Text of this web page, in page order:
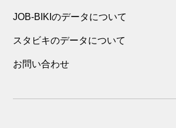
JOB-BIKIのデータについて
スタビキのデータについて
お問い合わせ